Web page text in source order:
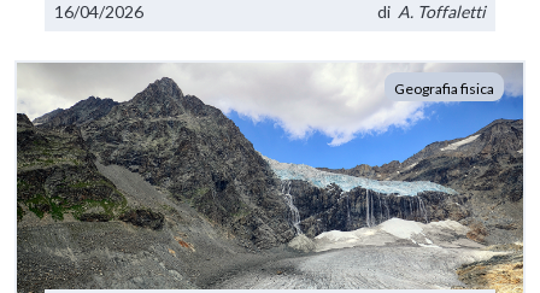
16/04/2026 di A. Toffaletti
Geografia fisica